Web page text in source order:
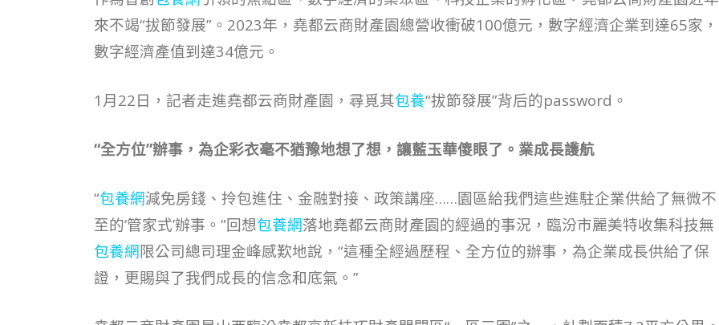
來不竭“拔節發展”。2023年，堯都云商財產園總營收衝破100億元，數字經濟企業到達65家，
數字經濟產值到達34億元。
1月22日，記者走進堯都云商財產園，尋覓其包養“拔節發展”背后的password。
“全方位”辦事，為企彩衣毫不猶豫地想了想，讓藍玉華傻眼了。業成長護航
“包養網減免房錢、拎包進住、金融對接、政策講座……園區給我們這些進駐企業供給了無微不
至的‘管家式’辦事。”回想包養網落地堯都云商財產園的經過的事況，臨汾市麗美特收集科技無
包養網限公司總司理金峰感歎地說，“這種全經過歷程、全方位的辦事，為企業成長供給了保
證，更賜與了我們成長的信念和底氣。”